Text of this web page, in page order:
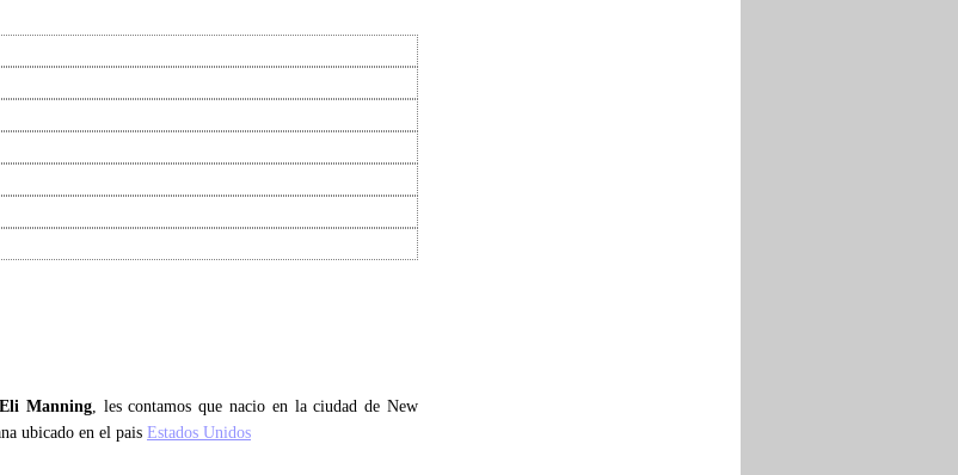
Eli Manning, les contamos que nacio en la ciudad de New
ubicado en el pais Estados Unidos